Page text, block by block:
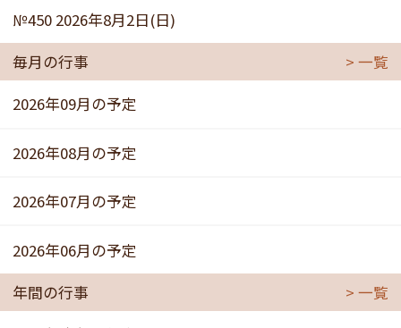
№450 2026年8月2日(日)
毎月の行事
一覧
2026年09月の予定
2026年08月の予定
2026年07月の予定
2026年06月の予定
年間の行事
一覧